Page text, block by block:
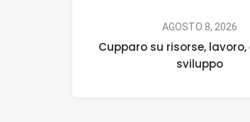
AGOSTO 8, 2026
Cupparo su risorse,
sviluppo